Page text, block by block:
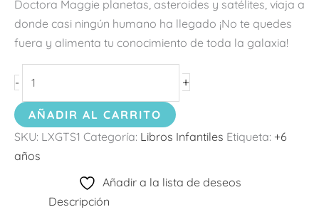
Doctora Maggie planetas, asteroides y satélites, viaja a
donde casi ningún humano ha llegado ¡No te quedes
fuera y alimenta tu conocimiento de toda la galaxia!
- +
AÑADIR AL CARRITO
SKU: LXGTS1 Categoría: Libros Infantiles Etiqueta: +6
años
Añadir a la lista de deseos
Descripción